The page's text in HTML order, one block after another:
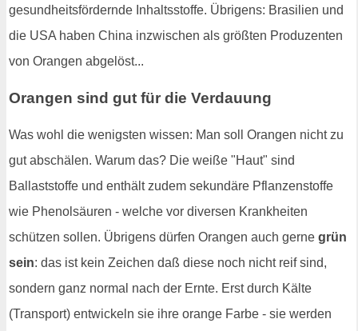
gesundheitsfördernde Inhaltsstoffe. Übrigens: Brasilien und
die USA haben China inzwischen als größten Produzenten
von Orangen abgelöst...
Orangen sind gut für die Verdauung
Was wohl die wenigsten wissen: Man soll Orangen nicht zu
gut abschälen. Warum das? Die weiße "Haut" sind
Ballaststoffe und enthält zudem sekundäre Pflanzenstoffe
wie Phenolsäuren - welche vor diversen Krankheiten
schützen sollen. Übrigens dürfen Orangen auch gerne grün
sein: das ist kein Zeichen daß diese noch nicht reif sind,
sondern ganz normal nach der Ernte. Erst durch Kälte
(Transport) entwickeln sie ihre orange Farbe - sie werden